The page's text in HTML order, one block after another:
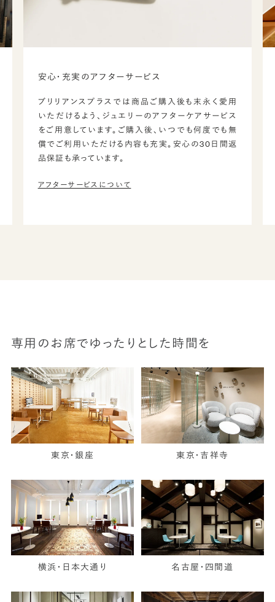
安心・充実のアフターサービス
ブリリアンスプラスでは商品ご購入後も末永く愛用
いただけるよう、ジュエリーのアフターケアサービス
をご用意しています。ご購入後、いつでも何度でも無
償でご利用いただける内容も充実。安心の30日間返
品保証も承っています。
アフターサービスについて
専用のお席でゆったりとした時間を
東京・銀座 東京・吉祥寺
横浜・日本大通り 名古屋・四間道